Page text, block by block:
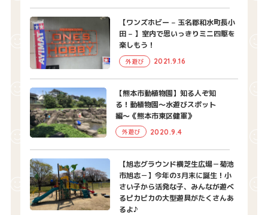
【ワンズホビー – 玉名郡和水町長小
田 – 】室内で思いっきりミニ四駆を
楽しもう！
外遊び 2021.9.16
【熊本市動植物園】知る人ぞ知
る！動植物園〜水遊びスポット
編〜《熊本市東区健軍》
外遊び 2020.9.4
【旭志グラウンド横芝生広場－菊池
市旭志－】今年の3月末に誕生！小
さい子から活発な子、みんなが遊べ
るピカピカの大型遊具がたくさんあ
るよ♪